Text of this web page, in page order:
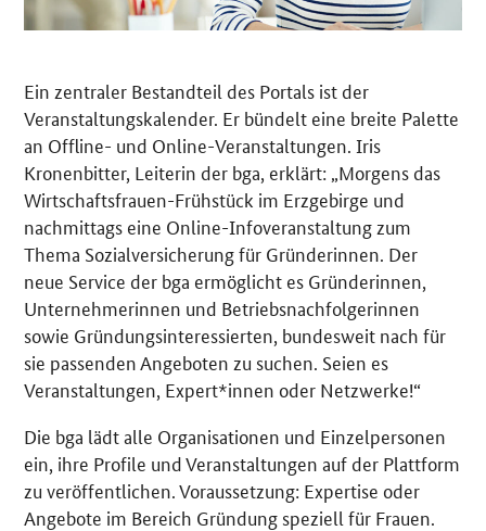
Ein zentraler Bestandteil des Portals ist der
Veranstaltungskalender. Er bündelt eine breite Palette
an Offline- und Online-Veranstaltungen. Iris
Kronenbitter, Leiterin der bga, erklärt: „Morgens das
Wirtschaftsfrauen-Frühstück im Erzgebirge und
nachmittags eine Online-Infoveranstaltung zum
Thema Sozialversicherung für Gründerinnen. Der
neue Service der bga ermöglicht es Gründerinnen,
Unternehmerinnen und Betriebsnachfolgerinnen
sowie Gründungsinteressierten, bundesweit nach für
sie passenden Angeboten zu suchen. Seien es
Veranstaltungen, Expert*innen oder Netzwerke!“
Die bga lädt alle Organisationen und Einzelpersonen
ein, ihre Profile und Veranstaltungen auf der Plattform
zu veröffentlichen. Voraussetzung: Expertise oder
Angebote im Bereich Gründung speziell für Frauen.